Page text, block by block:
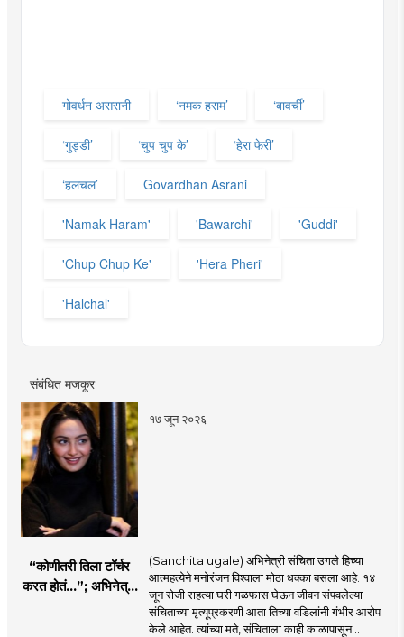
गोवर्धन असरानी ‘नमक हराम’ ‘बावर्ची’
‘गुड्डी’ ‘चुप चुप के’ ‘हेरा फेरी’
‘हलचल’ Govardhan Asrani
'Namak Haram' 'Bawarchi' 'Guddi'
'Chup Chup Ke' 'Hera Pheri'
'Halchal'
संबंधित मजकूर
१७ जून २०२६
“कोणीतरी तिला टॉर्चर
करत होतं...”; अभिनेत्री
(Sanchita ugale) अभिनेत्री संचिता उगले हिच्या
आत्महत्येने मनोरंजन विश्वाला मोठा धक्का बसला आहे. १४
जून रोजी राहत्या घरी गळफास घेऊन जीवन संपवलेल्या
संचिताच्या मृत्यूप्रकरणी आता तिच्या वडिलांनी गंभीर आरोप
केले आहेत. त्यांच्या मते, संचिताला काही काळापासून ..